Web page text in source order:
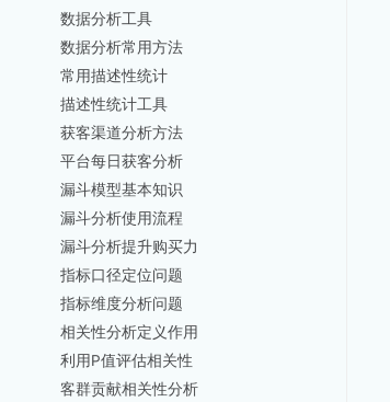
数据分析工具
数据分析常用方法
常用描述性统计
描述性统计工具
获客渠道分析方法
平台每日获客分析
漏斗模型基本知识
漏斗分析使用流程
漏斗分析提升购买力
指标口径定位问题
指标维度分析问题
相关性分析定义作用
利用P值评估相关性
客群贡献相关性分析